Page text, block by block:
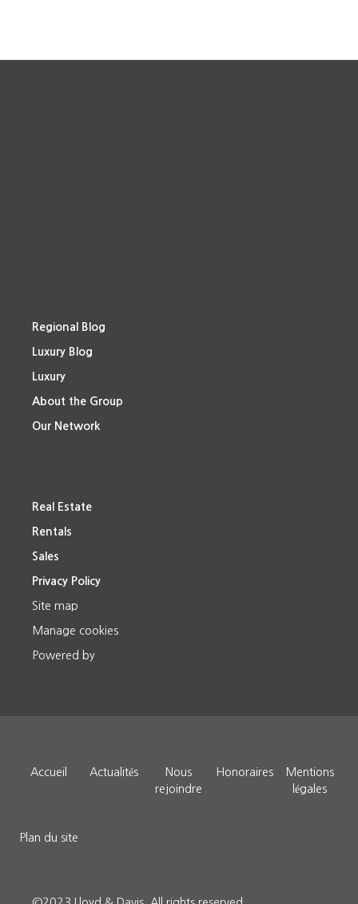
Regional Blog
Luxury Blog
Luxury
About the Group
Our Network
Real Estate
Rentals
Sales
Privacy Policy
Site map
Manage cookies
Powered by
Accueil Actualités
Nous
rejoindre
Honoraires
Mentions
légales
Plan du site